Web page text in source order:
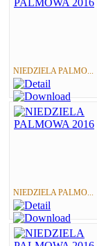
NIEDZIELA PALMO...
NIEDZIELA PALMO...